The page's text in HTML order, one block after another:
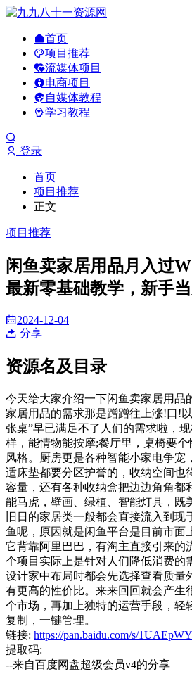
首页
项目推荐
流媒体项目
电商项目
自媒体教程
学习教程
登录
首页
项目推荐
正文
项目推荐
闲鱼卖家居用品月入过
最新零基础教学，新手
2024-12-04
分享
资源名及目录
今天给大家介绍一下闲鱼卖家居用品
家居用品的需求那是蹭蹭往上涨!口!
张桌”早已满足不了人们的需求啦，
样，能情物能按摩;餐厅里，桌椅要
风格。厨房更是各种智能小家电争宠
适床垫都要分区护誉的，收纳空间也
容量，还有各种收纳盒把边边角角都
能马虎，壁画、绿植、智能灯具，既
旧日的家居类一般都会直接流入到现
鱼呢，原因就是闲鱼平台是目前市面
它背靠阿里巴巴，有淘主直接引来的
个项目实际上是针对人们降低消费的
设计家中布局时都会先选择查看质量
有更高的性价比。来来回回就会产生
个市场，再加上独特的运营手段，轻
复制，一键管理。
链接: https://pan.baidu.com/s/
提取码:
--来自百度网盘超级会员v4的分享